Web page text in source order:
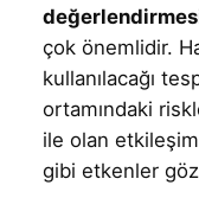
çok önemlidir.
kullanılacağı
ortamındaki
ile olan
gibi etkenler göz